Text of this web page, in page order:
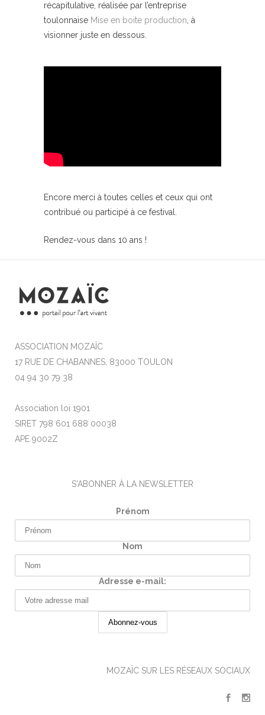
récapitulative, réalisée par l’entreprise
toulonnaise Mise en boite production, à
visionner juste en dessous.
Encore merci à toutes celles et ceux qui ont
contribué ou participé à ce festival.
Rendez-vous dans 10 ans !
ASSOCIATION MOZAÏC
17 RUE DE CHABANNES, 83000 TOULON
04 94 30 79 38
Association loi 1901
SIRET 798 601 688 00038
APE 9002Z
S'ABONNER À LA NEWSLETTER
Prénom
Nom
Adresse e-mail:
MOZAÏC SUR LES RÉSEAUX SOCIAUX